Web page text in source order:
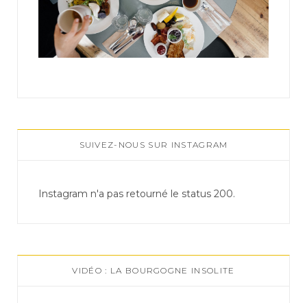
SUIVEZ-NOUS SUR INSTAGRAM
Instagram n'a pas retourné le status 200.
VIDÉO : LA BOURGOGNE INSOLITE